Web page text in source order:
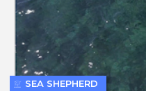
SEA SHEPHERD